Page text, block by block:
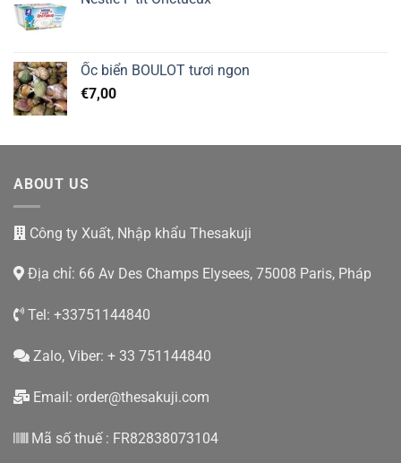
Ốc biển BOULOT tươi ngon
€7,00
ABOUT US
Công ty Xuất, Nhập khẩu Thesakuji
Địa chỉ: 66 Av Des Champs Elysees, 75008 Paris, Pháp
Tel: +33751144840
Zalo, Viber: + 33 751144840
Email: order@thesakuji.com
Mã số thuế : FR82838073104